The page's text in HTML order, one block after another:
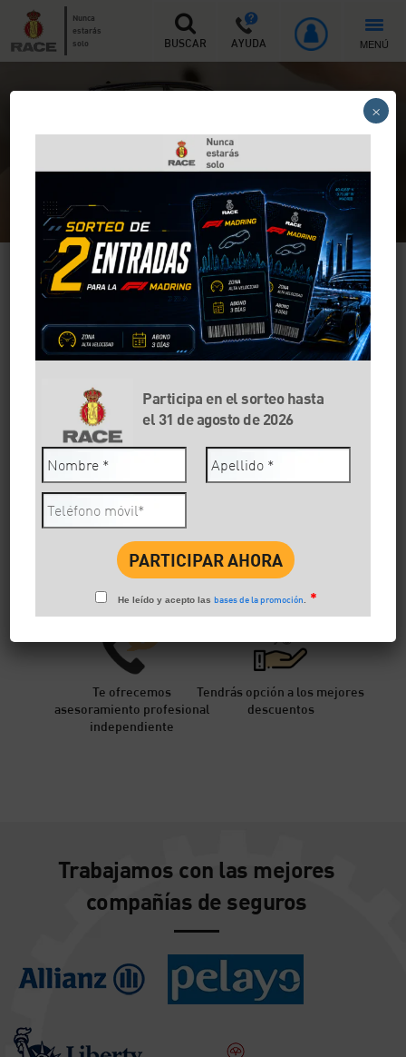
Nunca
estarás
solo
BUSCAR AYUDA MENÚ
¿Se acerca la fecha de vencimiento
de tu seguro de coche?
Las mejores ventajas te esperan
Como Socio del Club tienes la asistencia más completa del
asistencia en carretera de manera que obtienes el mejor
precio en la prima de tu seguro evitando pagar 2 veces por la
asistencia.
Te ofrecemos
asesoramiento profesional
independiente
Tendrás opción a los mejores
descuentos
Trabajamos con las mejores
compañías de seguros
Participa en el sorteo hasta
el 31 de agosto de 2026
He leído y acepto las bases de la promoción. *
×